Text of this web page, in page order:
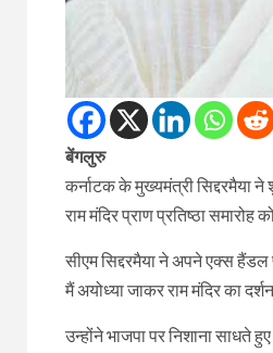
बेंगलुरु
कर्नाटक के मुख्यमंत्री सिद्दरमैया
राम मंदिर प्राण प्रतिष्ठा समारोह
सीएम सिद्दरमैया ने अपने एक्स हैंडल
मैं अयोध्या जाकर राम मंदिर का
उन्होंने भाजपा पर निशाना साधते